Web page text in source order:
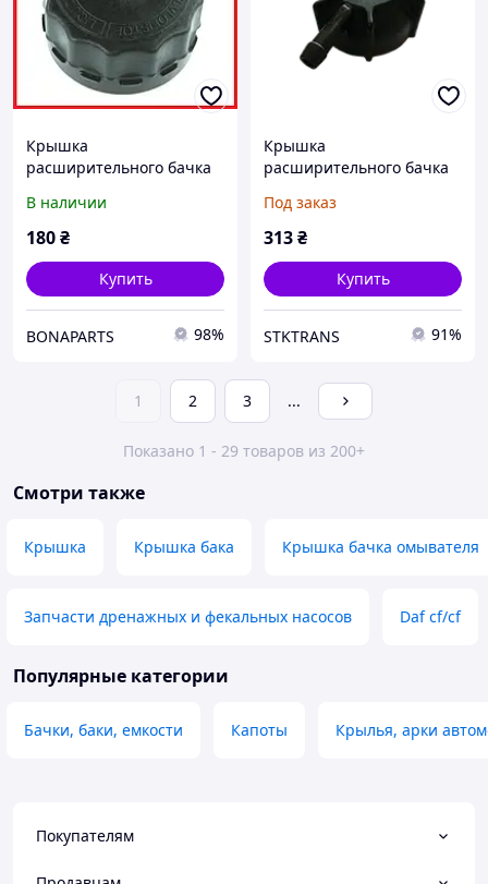
Крышка
расширительного бачка
MAGNUM крышка
заливной горловины ДАФ
В наличии
180₴
Купить
BONAPARTS 98%
Крышка
расширительного бачка
Под заказ
313₴
Купить
STKTRANS 91%
1 2 3 ...
Показано 1 - 29 товаров из 200+
Смотри также
Крышка Крышка бака Крышка бачка омывателя
Запчасти дренажных и фекальных насосов Daf cf/cf
Популярные категории
Бачки, баки, емкости Капоты Крылья, арки
Покупателям